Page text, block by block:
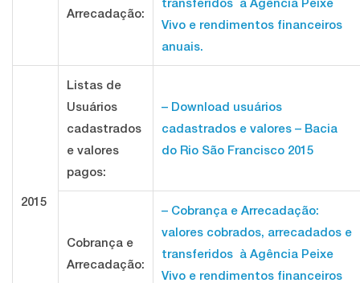
Arrecadação:
transferidos à Agência Peixe
Vivo e rendimentos financeiros
anuais.
2015
Listas de
Usuários
cadastrados
e valores
pagos:
– Download usuários
cadastrados e valores – Bacia
do Rio São Francisco 2015
Cobrança e
Arrecadação:
– Cobrança e Arrecadação:
valores cobrados, arrecadados e
transferidos à Agência Peixe
Vivo e rendimentos financeiros